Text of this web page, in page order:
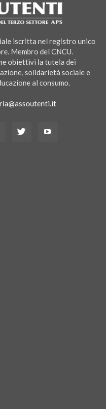
iscritta nel registro unico
Membro del CNCU.
obiettivi la tutela dei
solidarietà sociale e
al consumo.